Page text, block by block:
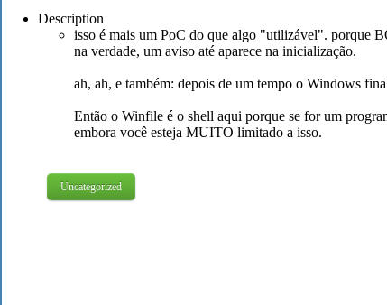
Description
isso é mais um PoC do que algo "utilizável". porque
na verdade, um aviso até aparece na inicialização.
ah, ah, e também: depois de um tempo o Windows
Então o Winfile é o shell aqui porque se for um
embora você esteja MUITO limitado a isso.
Uncategorized